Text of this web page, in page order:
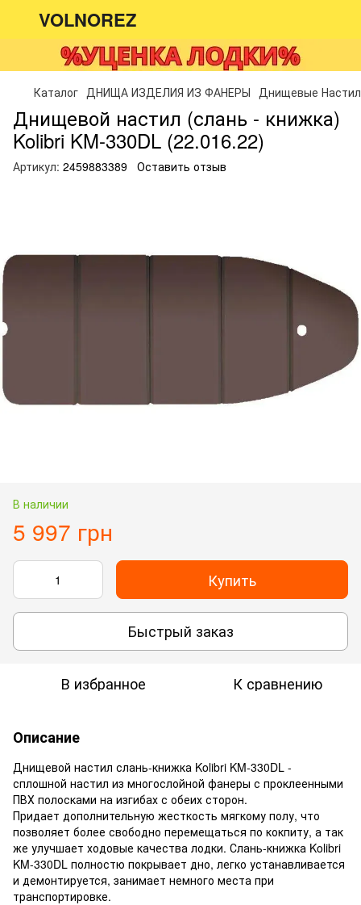
VOLNOREZ
Каталог ДНИЩА ИЗДЕЛИЯ ИЗ ФАНЕРЫ Днищевые
Днищевой настил (слань - книжка)
Kolibri KM-330DL (22.016.22)
Артикул: 2459883389 Оставить отзыв
В наличии
5 997 грн
Купить
Быстрый заказ
В избранное К сравнению
Описание
Днищевой настил слань-книжка Kolibri KM-330DL -
сплошной настил из многослойной фанеры с проклеенными
ПВХ полосками на изгибах с обеих сторон.
Придает дополнительную жесткость мягкому полу, что
позволяет более свободно перемещаться по кокпиту, а так
же улучшает ходовые качества лодки. Слань-книжка Kolibri
KM-330DL полностю покрывает дно, легко устанавливается
и демонтируется, занимает немного места при
транспортировке.